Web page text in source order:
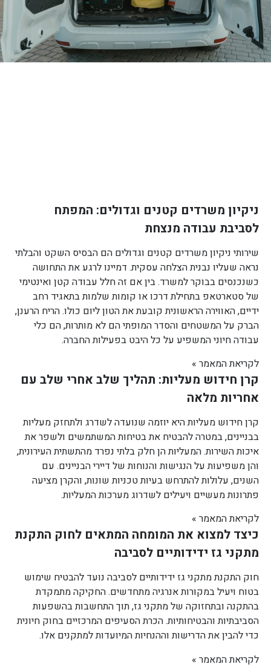
ניקיון משרדים קטנים וגדולים: המפתח
לסביבת עבודה מנצחת
שירותי ניקיון משרדים קטנים וגדולים הם הבסיס השקט והבלתי
נראה שעליו נבנית הצלחה עסקית. דמיינו לרגע את התחושה
כשנכנסים בבוקר למשרד. בין אם זה חלל עבודה קטן ואינטימי
של סטארטאפ בתחילת דרכו או קומות שלמות בתאגיד רחב
ידיים, האווירה הראשונית קובעת את הטון ליום כולו. הריח הרענן,
הברק על המשטחים והסדר המופתי הם לא מותרות, הם כלי
עבודה חיוני המשפיע על כל היבט בפעילות החברה.
לקריאת המאמר »
קרן חידוש מעליות: תהליך שלב אחרי שלב עם
אחריות מלאה
קרן חידוש מעליות היא יוזמה שנועדה לשדרג ולתחזק מעליות
בבניינים, במטרה להבטיח את בטיחות המשתמשים ולשפר את
איכות השירות. המעליות הן חלק בלתי נפרד מהתשתית העירונית,
והן משפיעות על הנגישות והנוחות של דיירי הבניינים. עם
השנים, עלולות להתרחש בעיות טכניות שונות, והקרן מציעה
פתרונות מעשיים ויעילים לשדרוג מערכות המעליות.
לקריאת המאמר »
כיצד למצוא את המומחה המתאים לחוק התקנת
מתקני גז ידידותיים לסביבה
חוק התקנת מתקני גז ידידותיים לסביבה נועד להבטיח שימוש
בטוח ויעיל במקורות אנרגיה מתחדשים. החקיקה מתמקדת
בהתקנה ובתחזוקה של מתקני גז, תוך התחשבות בהשפעות
הסביבתיות והבטיחותיות. הכרת הסעיפים המרכזיים בחוק חיונית
כדי להבין את הדרישות וההנחיות המיועדות למתקנים אלו.
לקריאת המאמר »